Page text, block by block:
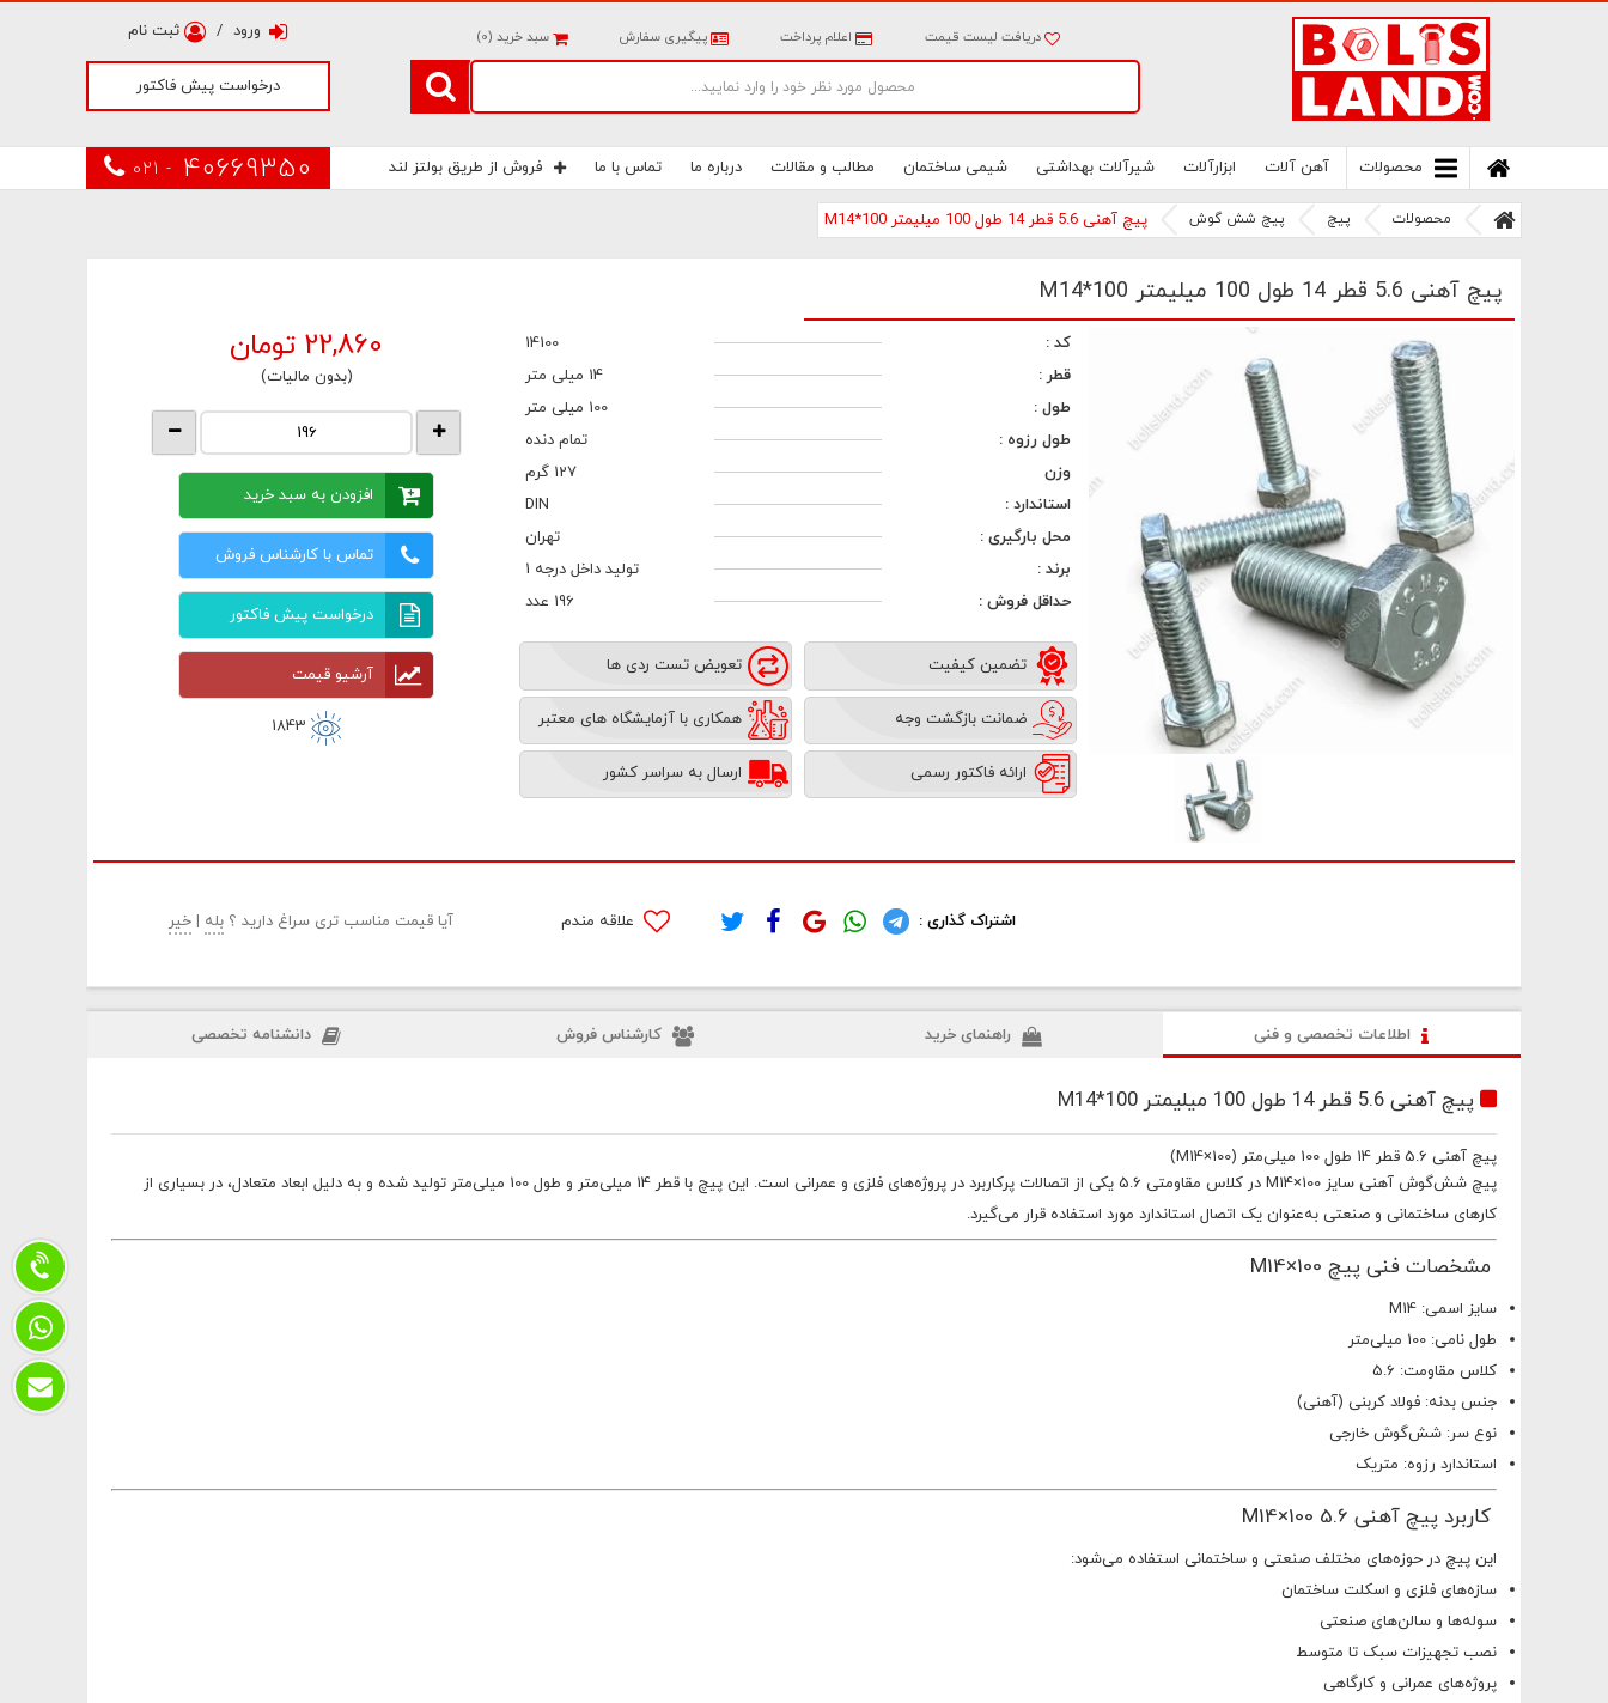
بولتز لند | سرزمین پیچ
دریافت لیست قیمت اعلام پرداخت پیگیری سفارش سبد خرید (0
) ورود / ثبت نام
درخواست پیش فاکتور
محصولات آهن آلات ابزارآلات شیرآلات بهداشتی شیمی ساختمان مطالب و مقالات درباره ما تماس با ما فروش از طریق بولتز لند 021 - 40669350
محصولات پیچ پیچ شش گوش پیچ آهنی 5.6 قطر 14 طول 100 میلیمتر M14*100
پیچ آهنی 5.6 قطر 14 طول 100 میلیمتر M14*100
کد :
14100
قطر :
14 میلی متر
طول :
100 میلی متر
طول رزوه :
تمام دنده
وزن
127 گرم
استاندارد :
DIN
محل بارگیری :
تهران
برند :
تولید داخل درجه 1
حداقل فروش :
196 عدد
تضمین کیفیت
ضمانت بازگشت وجه
ارائه فاکتور رسمی
تعویض تست ردی ها
همکاری با آزمایشگاه های معتبر
ارسال به سراسر کشور
22,860 تومان
(بدون مالیات)
افزودن به سبد خرید
تماس با کارشناس فروش
درخواست پیش فاکتور
آرشیو قیمت
1843
اشتراک گذاری : علاقه مندم آیا قیمت مناسب تری سراغ دارید ؟ بله |خیر
اطلاعات تخصصی و فنی راهنمای خرید کارشناس فروش دانشنامه تخصصی
پیچ آهنی 5.6 قطر 14 طول 100 میلیمتر M14*100
پیچ آهنی 5.6 قطر 14 طول 100 میلی‌متر (M14×100)
پیچ شش‌گوش آهنی سایز M14×100 در کلاس مقاومتی 5.6 یکی از اتصالات پرکاربرد در پروژه‌های فلزی و عمرانی است. این پیچ با قطر 14 میلی‌متر و طول 100 میلی‌متر تولید شده و به دلیل ابعاد متعادل، در بسیاری از
کارهای ساختمانی و صنعتی به‌عنوان یک اتصال استاندارد مورد استفاده قرار می‌گیرد.
مشخصات فنی پیچ M14×100
سایز اسمی: M14
طول نامی: 100 میلی‌متر
کلاس مقاومت: 5.6
جنس بدنه: فولاد کربنی (آهنی)
نوع سر: شش‌گوش خارجی
استاندارد رزوه: متریک
کاربرد پیچ آهنی 5.6 M14×100
این پیچ در حوزه‌های مختلف صنعتی و ساختمانی استفاده می‌شود:
سازه‌های فلزی و اسکلت ساختمان
سوله‌ها و سالن‌های صنعتی
نصب تجهیزات سبک تا متوسط
پروژه‌های عمرانی و کارگاهی